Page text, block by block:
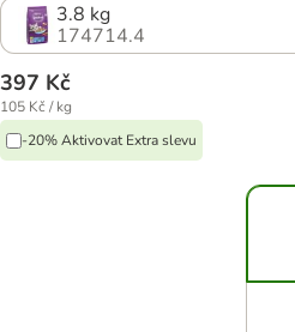
3.8 kg
174714.4
397 Kč
105 Kč / kg
-20% Aktivovat Extra slevu